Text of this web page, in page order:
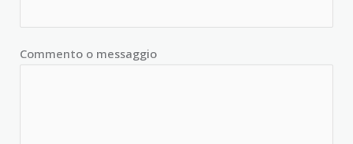
Commento o messaggio